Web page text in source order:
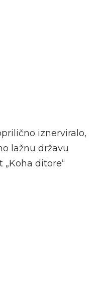
iznerviralo,
lažnu državu
ditore“